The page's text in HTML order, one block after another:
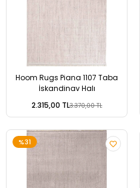
Hoom Rugs Piana 1107 Taba
İskandinav Halı
2.315,00 TL3.370,00 TL
%31